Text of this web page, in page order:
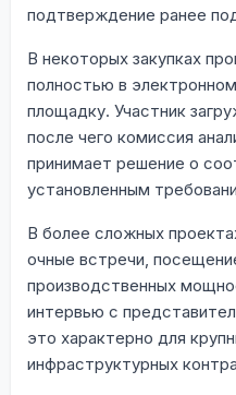
подтверждение ранее
В некоторых закупках
полностью в
площадку. Участник
после чего комиссия
принимает решение о
установленным
В более сложных
очные встречи,
производственных
интервью с
это характерно для
инфраструктурных